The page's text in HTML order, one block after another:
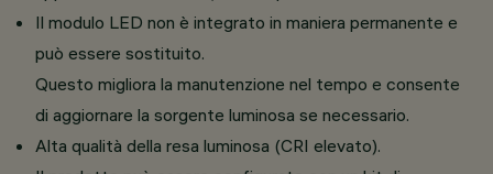
Il modulo LED non è integrato in maniera permanente e
può essere sostituito.
Questo migliora la manutenzione nel tempo e consente
di aggiornare la sorgente luminosa se necessario.
Alta qualità della resa luminosa (CRI elevato).